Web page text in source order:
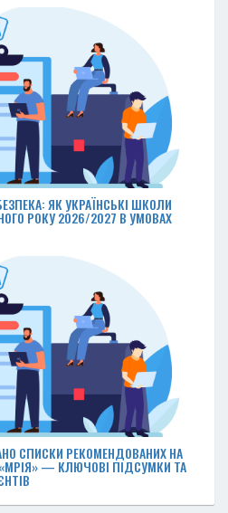
ЯК УКРАЇНСЬКІ ШКОЛИ
РОКУ 2026/2027 В УМОВАХ
СПИСКИ РЕКОМЕНДОВАНИХ НА
— КЛЮЧОВІ ПІДСУМКИ ТА